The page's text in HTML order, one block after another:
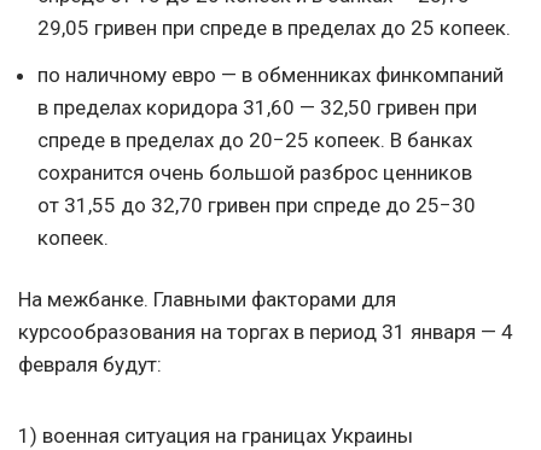
29,05 гривен при спреде в пределах до 25 копеек.
по наличному евро — в обменниках финкомпаний
в пределах коридора 31,60 — 32,50 гривен при
спреде в пределах до 20−25 копеек. В банках
сохранится очень большой разброс ценников
от 31,55 до 32,70 гривен при спреде до 25−30
копеек.
На межбанке. Главными факторами для
курсообразования на торгах в период 31 января — 4
февраля будут:
1) военная ситуация на границах Украины